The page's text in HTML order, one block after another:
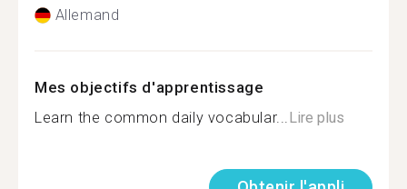
Allemand
Mes objectifs d'apprentissage
Learn the common daily vocabular...Lire plus